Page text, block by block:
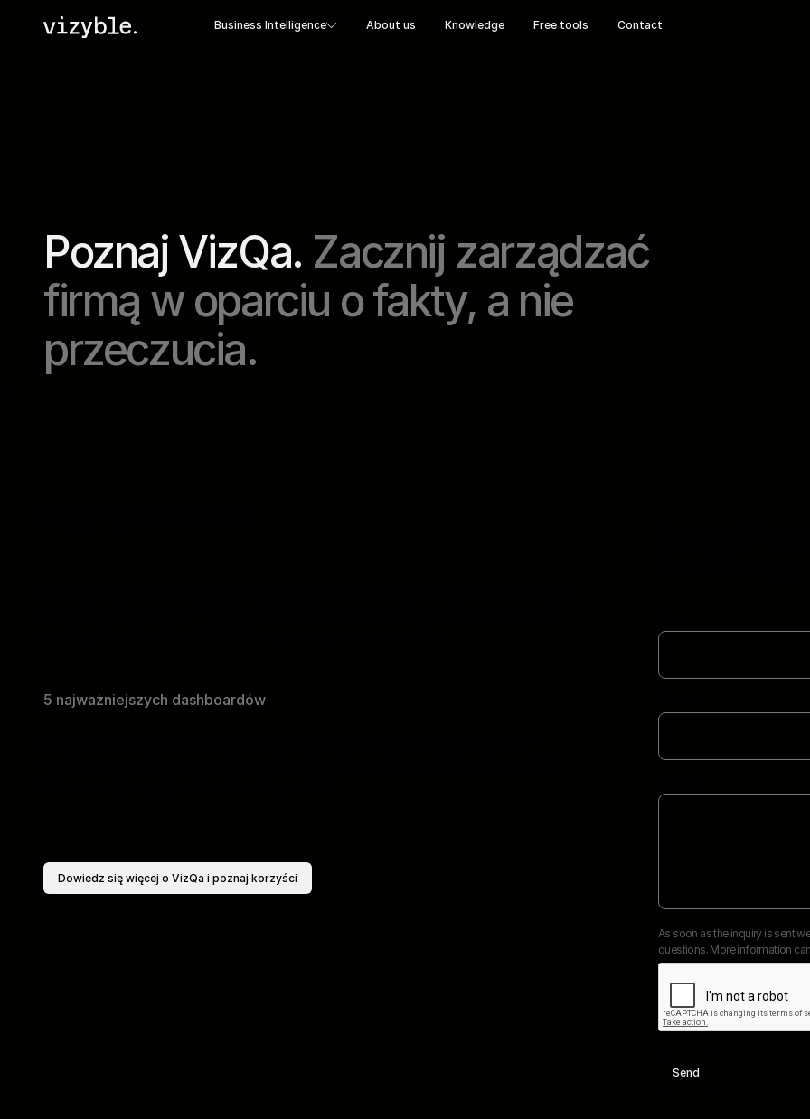
Business Intelligence About us Knowledge Free tools Contact
Poznaj VizQa. Zacznij zarządzać
firmą w oparciu o fakty, a nie
przeczucia.
5 najważniejszych dashboardów
Dowiedz się więcej o VizQa i poznaj korzyści
As soon as the inquiry is sent
questions. More information
Send